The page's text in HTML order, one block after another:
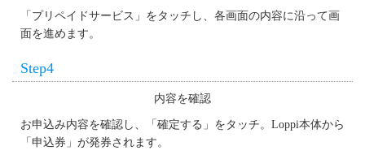
「プリペイドサービス」をタッチし、各画面の内容に沿って画
面を進めます。
Step4
内容を確認
お申込み内容を確認し、「確定する」をタッチ。Loppi本体から
「申込券」が発券されます。